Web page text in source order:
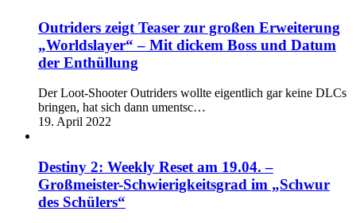
Outriders zeigt Teaser zur großen Erweiterung
„Worldslayer“ – Mit dickem Boss und Datum
der Enthüllung
Der Loot-Shooter Outriders wollte eigentlich gar keine DLCs
bringen, hat sich dann umentsc…
19. April 2022
Destiny 2: Weekly Reset am 19.04. –
Großmeister-Schwierigkeitsgrad im „Schwur
des Schülers“